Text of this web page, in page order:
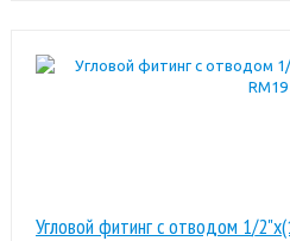
Угловой фитинг с отводом 1/